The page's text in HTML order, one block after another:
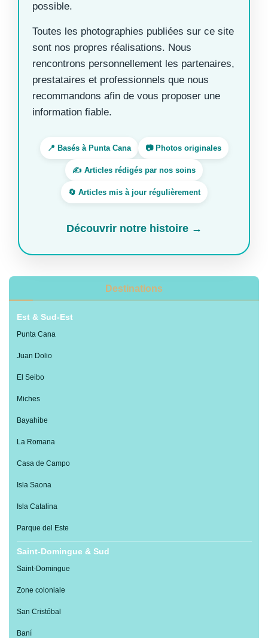
possible.
Toutes les photographies publiées sur ce site
sont nos propres réalisations. Nous
rencontrons personnellement les partenaires,
prestataires et professionnels que nous
recommandons afin de vous proposer une
information fiable.
📍 Basés à Punta Cana 📷 Photos originales
✍️ Articles rédigés par nos soins
🔄 Articles mis à jour régulièrement
Découvrir notre histoire →
Destinations
Est & Sud-Est
Punta Cana
Juan Dolio
El Seibo
Miches
Bayahibe
La Romana
Casa de Campo
Isla Saona
Isla Catalina
Parque del Este
Saint-Domingue & Sud
Saint-Domingue
Zone coloniale
San Cristóbal
Baní